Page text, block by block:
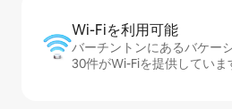
Wi-Fiを利⁠用⁠可⁠能
バーチントンにあるバケー
30件がWi-Fiを提供していま